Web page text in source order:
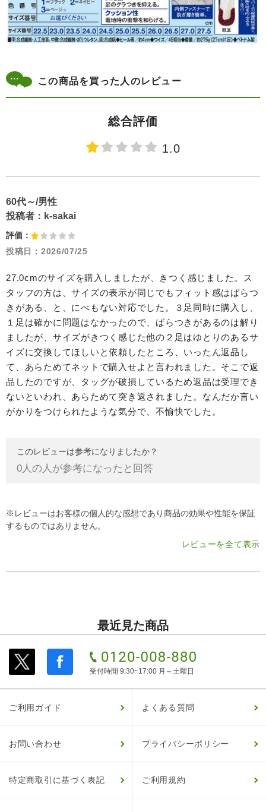
この商品を買った人のレビュー
総合評価
1.0
60代～/男性
投稿者： k-sakai
評価：
投稿日： 2026/07/25
27.0cmのサイズを購入しましたが、きつく感じました。ス
タッフの方は、サイズの表示が同じでもフィット感はばらつ
きがある、と、にべもない対応でした。３足同時に購入し、
１足は確かに問題はなかったので、ばらつきがあるのは解り
ましたが、サイズがきつく感じた他の２足はゆとりのあるサ
イズに交換してほしいと依頼したところ、いったん返品し
て、あらためてネットで購入せよと言われました。そこで返
品したのですが、タッグが破損しているため返品は受理でき
ないといわれ、あらためて突き返されました。なんだか言い
がかりをつけられたような気分で、不愉快でした。
このレビューは参考になりましたか？
0人の人が参考になったと回答
※レビューはお客様の個人的な感想であり商品の効果や性能を保証
するものではありません。
レビューを全て表示
最近見た商品
受付時間 9:30~17:00 月～土曜日
ご利用ガイド よくある質問
お問い合わせ プライバシーポリシー
特定商取引に基づく表記 ご利用規約